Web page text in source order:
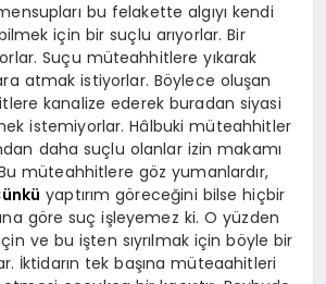
bu felakette algıyı kendi
için bir suçlu arıyorlar. Bir
Suçu müteahhitlere yıkarak
atmak istiyorlar. Böylece oluşan
kanalize ederek buradan siyasi
istemiyorlar. Hâlbuki müteahhitler
daha suçlu olanlar izin makamı
müteahhitlere göz yumanlardır,
yaptırım göreceğini bilse hiçbir
göre suç işleyemez ki. O yüzden
ve bu işten sıyrılmak için böyle bir
İktidarın tek başına müteaahitleri